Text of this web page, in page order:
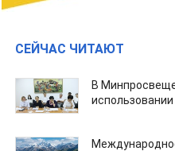
СЕЙЧАС ЧИТАЮТ
В